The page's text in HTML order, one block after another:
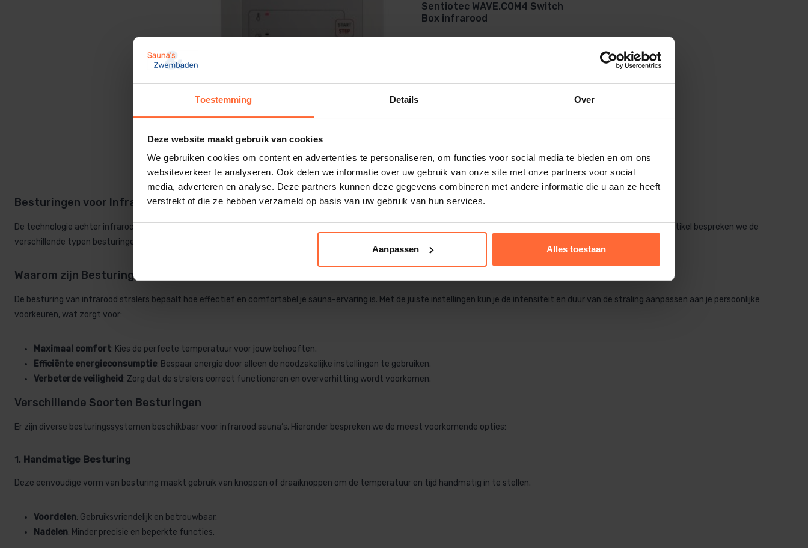
Toestemming Details Over
Deze website maakt gebruik van cookies
We gebruiken cookies om content en advertenties te personaliseren, om functies voor social media te bieden en om ons
websiteverkeer te analyseren. Ook delen we informatie over uw gebruik van onze site met onze partners voor social
media, adverteren en analyse. Deze partners kunnen deze gegevens combineren met andere informatie die u aan ze heeft
verstrekt of die ze hebben verzameld op basis van uw gebruik van hun services.
Aanpassen Alles toestaan
Sentiotec IS1
288,70 Op voorraad
Sentiotec WAVE.COM4 Switch
Box infrarood
313,95 Op voorraad
Besturingen voor Infrarood Stralers: Innovatieve Controle voor Optimaal Genot
De technologie achter infrarood sauna’s gaat verder dan alleen stralers. Een cruciaal onderdeel voor een optimale ervaring is de besturing van de infrarood stralers. In dit artikel bespreken we de
verschillende typen besturingen, hun voordelen en waar je op moet letten bij het kiezen van een infrarood sauna met geavanceerde besturingsopties.
Waarom zijn Besturingen Belangrijk?
De besturing van infrarood stralers bepaalt hoe effectief en comfortabel je sauna-ervaring is. Met de juiste instellingen kun je de intensiteit en duur van de straling aanpassen aan je persoonlijke
voorkeuren, wat zorgt voor:
Maximaal comfort: Kies de perfecte temperatuur voor jouw behoeften.
Efficiënte energieconsumptie: Bespaar energie door alleen de noodzakelijke instellingen te gebruiken.
Verbeterde veiligheid : Zorg dat de stralers correct functioneren en oververhitting wordt voorkomen.
Verschillende Soorten Besturingen
Er zijn diverse besturingssystemen beschikbaar voor infrarood sauna’s. Hieronder bespreken we de meest voorkomende opties:
1. Handmatige Besturing
Deze eenvoudige vorm van besturing maakt gebruik van knoppen of draaiknoppen om de temperatuur en tijd handmatig in te stellen.
Voordelen: Gebruiksvriendelijk en betrouwbaar.
Nadelen: Minder precisie en beperkte functies.